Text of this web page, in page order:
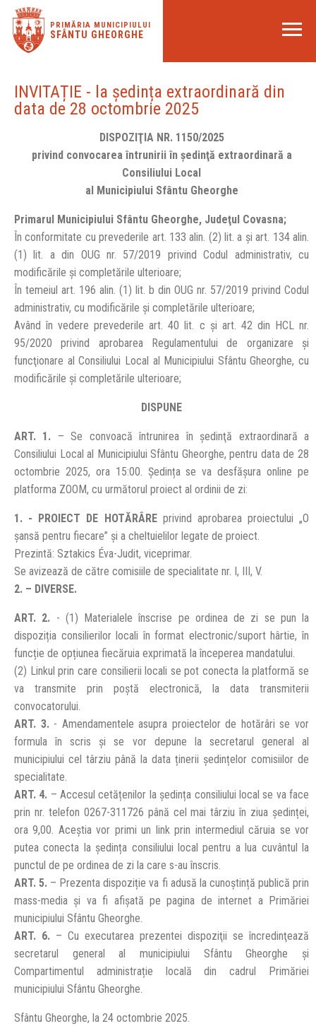
PRIMĂRIA MUNICIPIULUI
SFÂNTU GHEORGHE
INVITAȚIE - la ședința extraordinară din
data de 28 octombrie 2025
DISPOZIŢIA NR. 1150/2025
privind convocarea întrunirii în şedinţă extraordinară a
Consiliului Local
al Municipiului Sfântu Gheorghe
Primarul Municipiului Sfântu Gheorghe, Judeţul Covasna;
În conformitate cu prevederile art. 133 alin. (2) lit. a și art. 134 alin.
(1) lit. a din OUG nr. 57/2019 privind Codul administrativ, cu
modificările și completările ulterioare;
În temeiul art. 196 alin. (1) lit. b din OUG nr. 57/2019 privind Codul
administrativ, cu modificările și completările ulterioare;
Având în vedere prevederile art. 40 lit. c și art. 42 din HCL nr.
95/2020 privind aprobarea Regulamentului de organizare şi
funcţionare al Consiliului Local al Municipiului Sfântu Gheorghe, cu
modificările și completările ulterioare;
DISPUNE
ART. 1. – Se convoacă întrunirea în şedinţă extraordinară a
Consiliului Local al Municipiului Sfântu Gheorghe, pentru data de 28
octombrie 2025, ora 15:00. Ședința se va desfășura online pe
platforma ZOOM, cu următorul proiect al ordinii de zi:
1. - PROIECT DE HOTĂRÂREprivind aprobarea proiectului „O
șansă pentru fiecare” și a cheltuielilor legate de proiect.
Prezintă: Sztakics Éva-Judit, viceprimar.
Se avizează de către comisiile de specialitate nr. I, III, V.
2. – DIVERSE.
ART. 2. - (1) Materialele înscrise pe ordinea de zi se pun la
dispoziția consilierilor locali în format electronic/suport hârtie, în
funcție de opțiunea fiecăruia exprimată la începerea mandatului.
(2) Linkul prin care consilierii locali se pot conecta la platformă se
va transmite prin poștă electronică, la data transmiterii
convocatorului.
ART. 3. - Amendamentele asupra proiectelor de hotărâri se vor
formula în scris și se vor depune la secretarul general al
municipiului cel târziu până la data ținerii ședințelor comisiilor de
specialitate.
ART. 4. – Accesul cetățenilor la ședința consiliului local se va face
prin nr. telefon 0267-311726 până cel mai târziu în ziua ședinței,
ora 9,00. Aceștia vor primi un link prin intermediul căruia se vor
putea conecta la ședința consiliului local pentru a lua cuvântul la
punctul de pe ordinea de zi la care s-au înscris.
ART. 5. – Prezenta dispoziție va fi adusă la cunoștință publică prin
mass-media și va fi afișată pe pagina de internet a Primăriei
municipiului Sfântu Gheorghe.
ART. 6. – Cu executarea prezentei dispoziţii se încredinţează
secretarul general al municipiului Sfântu Gheorghe și
Compartimentul administrație locală din cadrul Primăriei
municipiului Sfântu Gheorghe.
Sfântu Gheorghe, la 24 octombrie 2025.